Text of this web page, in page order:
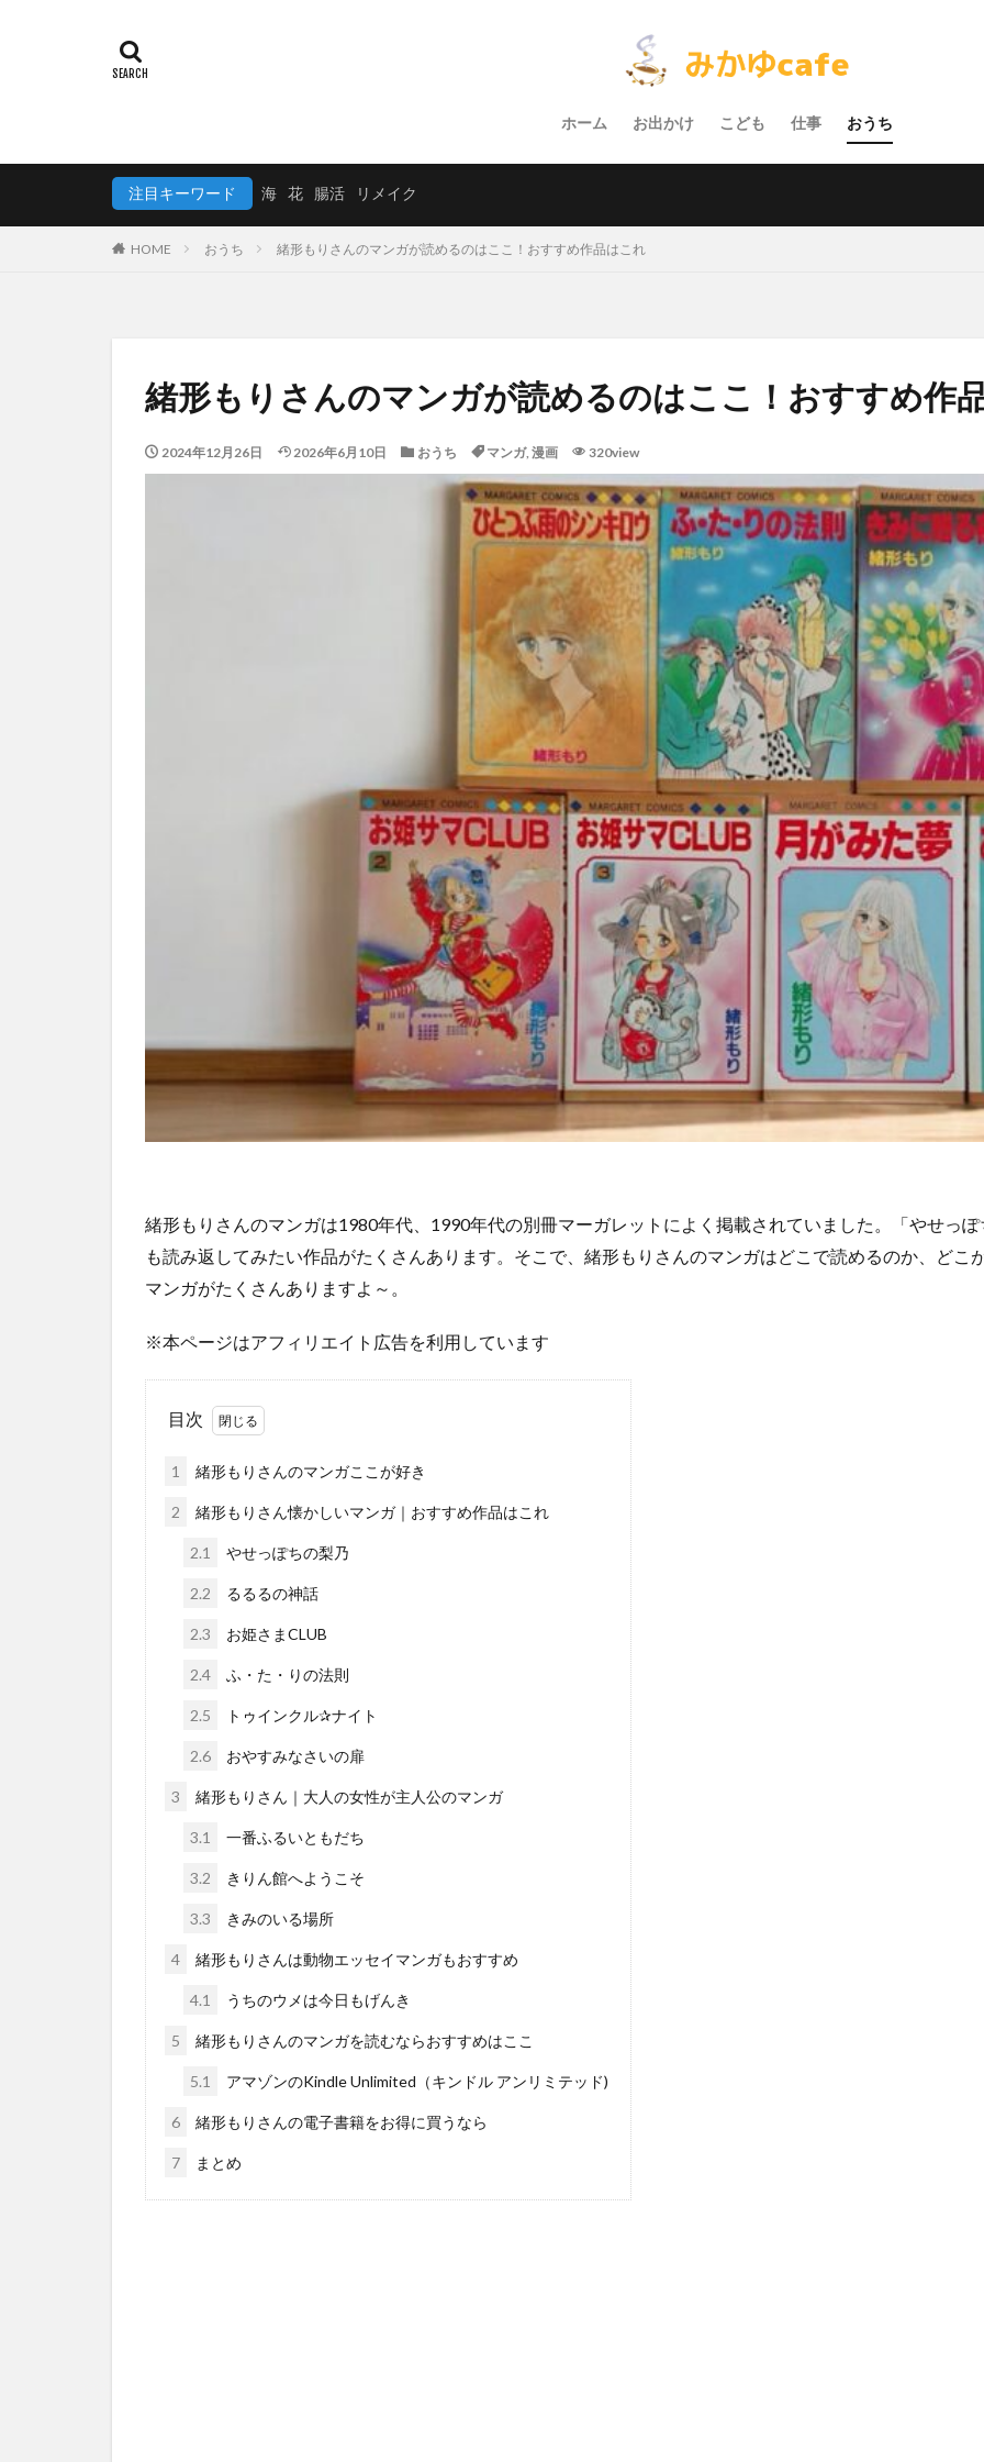
ホーム お出かけ こども 仕事 おうち
注目キーワード 海 花 腸活 リメイク
HOME おうち 緒形もりさんのマンガが読めるのはここ！おすすめ作品はこれ
緒形もりさんのマンガが読めるのはここ！おすすめ作
2024年12月26日 2026年6月10日 おうち マンガ, 漫画 320view
緒形もりさんのマンガは1980年代、1990年代の別冊マーガレットによく掲載されていました。「やせっ
も読み返してみたい作品がたくさんあります。そこで、緒形もりさんのマンガはどこで読めるのか、どこ
マンガがたくさんありますよ～。
※本ページはアフィリエイト広告を利用しています
目次
1 緒形もりさんのマンガここが好き
2 緒形もりさん懐かしいマンガ｜おすすめ作品はこれ
2.1 やせっぽちの梨乃
2.2 るるるの神話
2.3 お姫さまCLUB
2.4 ふ・た・りの法則
2.5 トゥインクル✰ナイト
2.6 おやすみなさいの扉
3 緒形もりさん｜大人の女性が主人公のマンガ
3.1 一番ふるいともだち
3.2 きりん館へようこそ
3.3 きみのいる場所
4 緒形もりさんは動物エッセイマンガもおすすめ
4.1 うちのウメは今日もげんき
5 緒形もりさんのマンガを読むならおすすめはここ
5.1 アマゾンのKindle Unlimited（キンドル アンリミテッド)
6 緒形もりさんの電子書籍をお得に買うなら
7 まとめ